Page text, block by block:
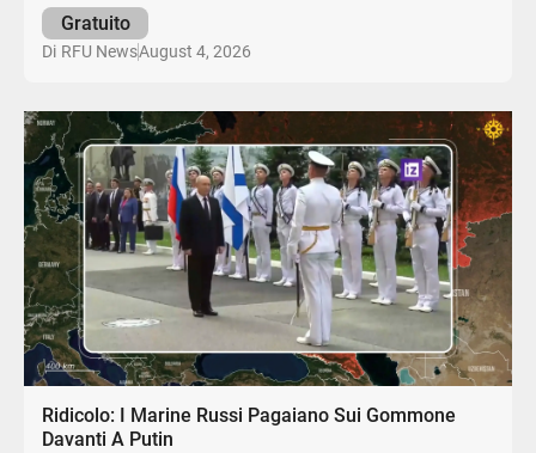
Gratuito
Di RFU NewsAugust 4, 2026
Ridicolo: I Marine Russi Pagaiano Sui Gommone
Davanti A Putin